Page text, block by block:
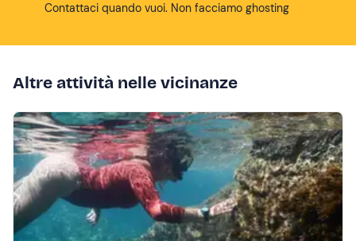
Contattaci quando vuoi. Non facciamo ghosting
Altre attività nelle vicinanze